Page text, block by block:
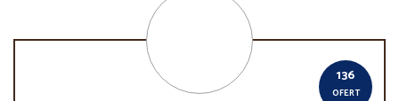
136
OFERT